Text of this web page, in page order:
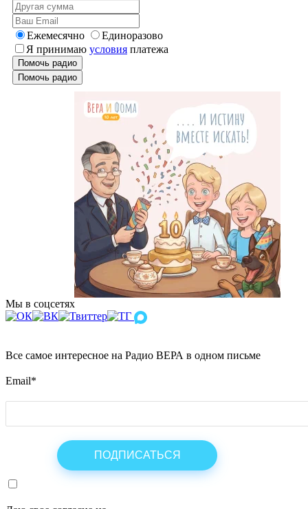
Ежемесячно
Единоразово
Я принимаю условия платежа
Помочь радио
Помочь радио
Мы в соцсетях
Все самое интересное на Радио ВЕРА в одном письме
Email*